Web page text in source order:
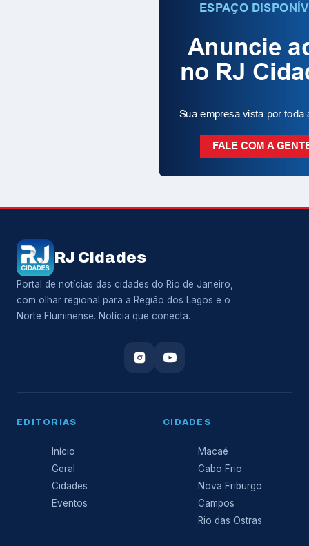
RJ Cidades
Portal de notícias das cidades do Rio de Janeiro,
com olhar regional para a Região dos Lagos e o
Norte Fluminense. Notícia que conecta.
EDITORIAS
Início
Geral
Cidades
Eventos
CIDADES
Macaé
Cabo Frio
Nova Friburgo
Campos
Rio das Ostras